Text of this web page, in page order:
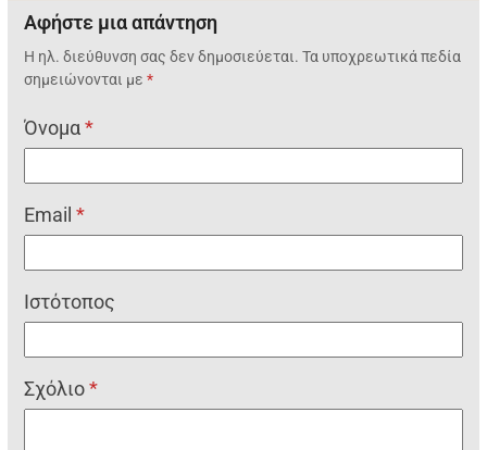
Αφήστε μια απάντηση
Η ηλ. διεύθυνση σας δεν δημοσιεύεται. Τα υποχρεωτικά πεδία
σημειώνονται με*
Όνομα*
Email*
Ιστότοπος
Σχόλιο*